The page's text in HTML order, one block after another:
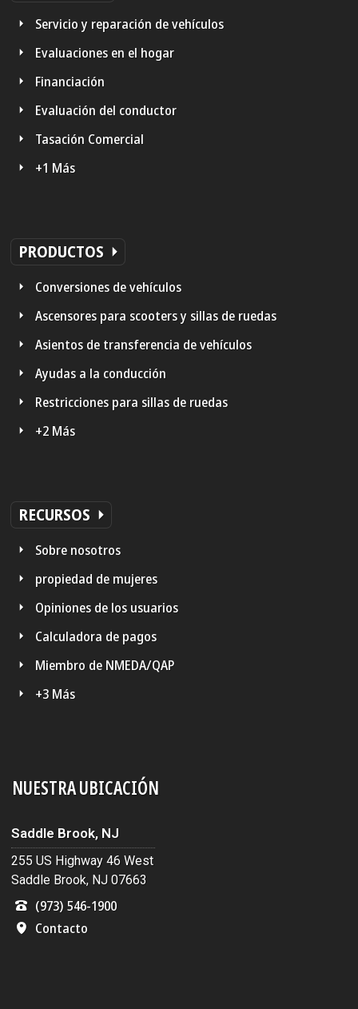
Servicio y reparación de vehículos
Evaluaciones en el hogar
Financiación
Evaluación del conductor
Tasación Comercial
+1 Más
PRODUCTOS
Conversiones de vehículos
Ascensores para scooters y sillas de ruedas
Asientos de transferencia de vehículos
Ayudas a la conducción
Restricciones para sillas de ruedas
+2 Más
RECURSOS
Sobre nosotros
propiedad de mujeres
Opiniones de los usuarios
Calculadora de pagos
Miembro de NMEDA/QAP
+3 Más
NUESTRA UBICACIÓN
Saddle Brook, NJ
255 US Highway 46 West
Saddle Brook, NJ 07663
(973) 546-1900
Contacto